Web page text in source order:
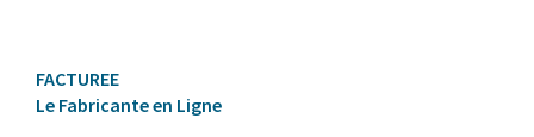
FACTUREE
Le Fabricante en Ligne